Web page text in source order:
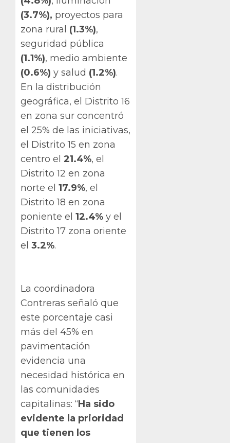
(3.7%), proyectos para
zona rural (1.3%),
seguridad pública
(1.1%), medio ambiente
(0.6%) y salud (1.2%).
En la distribución
geográfica, el Distrito 16
en zona sur concentró
el 25% de las iniciativas,
el Distrito 15 en zona
centro el 21.4%, el
Distrito 12 en zona
norte el 17.9%, el
Distrito 18 en zona
poniente el 12.4% y el
Distrito 17 zona oriente
el 3.2%.
La coordinadora
Contreras señaló que
este porcentaje casi
más del 45% en
pavimentación
evidencia una
necesidad histórica en
las comunidades
capitalinas: “Ha sido
evidente la prioridad
que tienen los